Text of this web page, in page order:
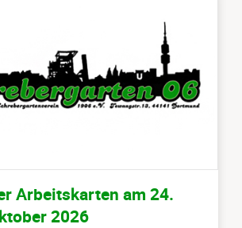
Arbeitskarten am 24.
2026